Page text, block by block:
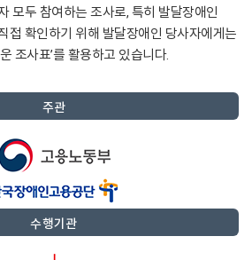
모두 참여하는 조사로, 특히 발달장애인
접 확인하기 위해 발달장애인 당사자에게는
조사표’를 활용하고 있습니다.
주관
수행기관